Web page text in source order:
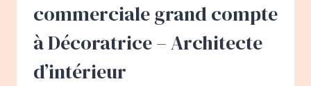
DE
LUMIÈRE
commerciale grand compte
à Décoratrice – Architecte
d’intérieur